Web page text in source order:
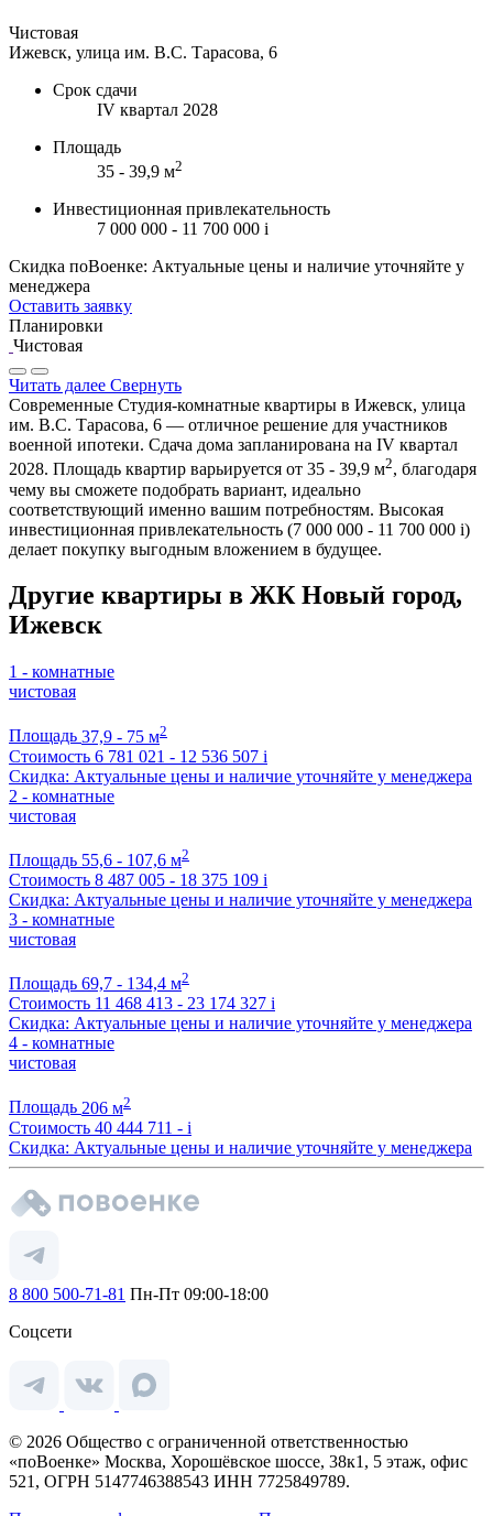
Чистовая
Ижевск, улица им. В.С. Тарасова, 6
Срок сдачи
IV квартал 2028
Площадь
35 - 39,9 м2
Инвестиционная привлекательность
7 000 000 - 11 700 000 i
Скидка поВоенке: Актуальные цены и наличие уточняйте у
менеджера
Оставить заявку
Планировки
Чистовая
Читать далее Свернуть
Современные Студия-комнатные квартиры в Ижевск, улица
им. В.С. Тарасова, 6 — отличное решение для участников
военной ипотеки. Сдача дома запланирована на IV квартал
2028. Площадь квартир варьируется от 35 - 39,9 м2, благодаря
чему вы сможете подобрать вариант, идеально
соответствующий именно вашим потребностям. Высокая
инвестиционная привлекательность (7 000 000 - 11 700 000 i)
делает покупку выгодным вложением в будущее.
Другие квартиры в ЖК Новый город,
Ижевск
1 - комнатные
чистовая
Площадь 37,9 - 75 м2
Стоимость 6 781 021 - 12 536 507 i
Скидка: Актуальные цены и наличие уточняйте у менеджера
2 - комнатные
чистовая
Площадь 55,6 - 107,6 м2
Стоимость 8 487 005 - 18 375 109 i
Скидка: Актуальные цены и наличие уточняйте у менеджера
3 - комнатные
чистовая
Площадь 69,7 - 134,4 м2
Стоимость 11 468 413 - 23 174 327 i
Скидка: Актуальные цены и наличие уточняйте у менеджера
4 - комнатные
чистовая
Площадь 206 м2
Стоимость 40 444 711 - i
Скидка: Актуальные цены и наличие уточняйте у менеджера
8 800 500-71-81 Пн-Пт 09:00-18:00
Соцсети
© 2026 Общество с ограниченной ответственностью
«поВоенке» Москва, Хорошёвское шоссе, 38к1, 5 этаж, офис
521, ОГРН 5147746388543 ИНН 7725849789.